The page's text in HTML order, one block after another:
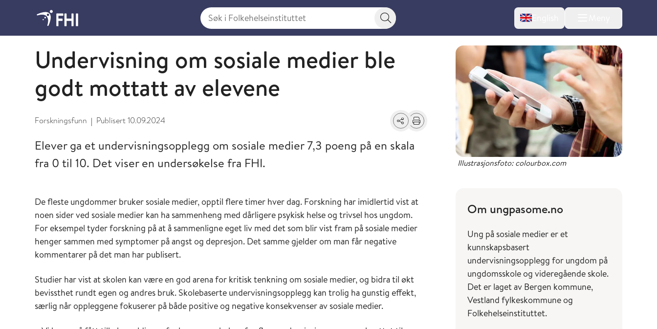
Søk i Folkehelseinstituttet
Søkeknapp English
2024 - nyheter fra FHI
Undervisning om sosiale medier ble
godt mottatt av elevene
Forskningsfunn | Publisert10.09.2024 Del Skriv ut
Elever ga et undervisningsopplegg om sosiale medier 7,3 poeng på en skala
fra 0 til 10. Det viser en undersøkelse fra FHI.
De fleste ungdommer bruker sosiale medier, opptil flere timer hver dag. Forskning har imidlertid vist at
noen sider ved sosiale medier kan ha sammenheng med dårligere psykisk helse og trivsel hos ungdom.
For eksempel tyder forskning på at å sammenligne eget liv med det som blir vist fram på sosiale medier
henger sammen med symptomer på angst og depresjon. Det samme gjelder om man får negative
kommentarer på det man har publisert.
Studier har vist at skolen kan være en god arena for kritisk tenkning om sosiale medier, og bidra til økt
bevissthet rundt egen og andres bruk. Skolebaserte undervisningsopplegg kan trolig ha gunstig effekt,
særlig når oppleggene fokuserer på både positive og negative konsekvenser av sosiale medier.
Illustrasjonsfoto: colourbox.com
Om ungpasome.no
Ung på sosiale medier er et
kunnskapsbasert
undervisningsopplegg for ungdom på
ungdomsskole og videregående skole.
Det er laget av Bergen kommune,
Vestland fylkeskommune og
Folkehelseinstituttet.